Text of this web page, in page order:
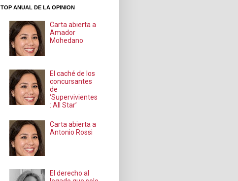
TOP ANUAL DE LA OPINION
Carta abierta a
Amador
Mohedano
El caché de los
concursantes
de
‘Supervivientes
: All Star’
Carta abierta a
Antonio Rossi
El derecho al